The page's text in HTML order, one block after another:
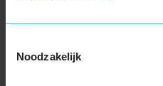
Noodzakelijk
255/40R19 100Y EXTRALOAD
255/40R19 96W RUNFLAT